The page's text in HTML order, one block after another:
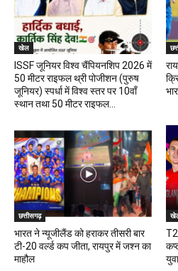
खेल
ISSF जूनियर विश्व चैंपियनशिप 2026 में
50 मीटर राइफल थ्री पोजीशन (पुरुष
जूनियर) स्पर्धा में विश्व स्तर पर 10वाँ
स्थान तथा 50 मीटर राइफल...
छत्तीसगढ़
भारत ने न्यूजीलैंड को हराकर तीसरी बार
टी-20 वर्ल्ड कप जीता, रायपुर में जश्न का
माहौल